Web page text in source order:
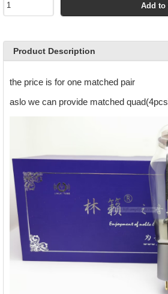
Add to
Product Description
the price is for one matched pair
aslo we can provide matched